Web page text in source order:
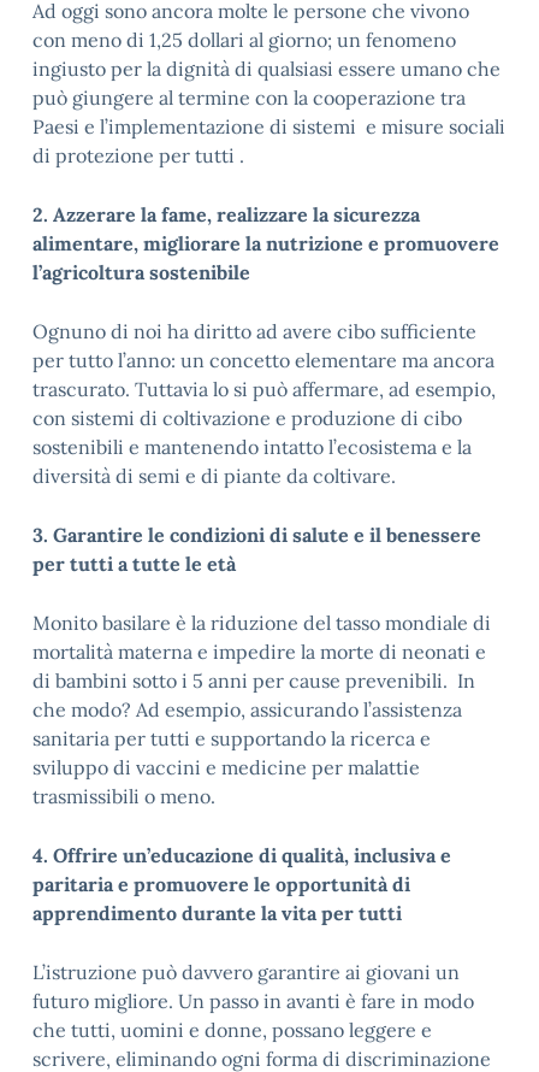
Ad oggi sono ancora molte le persone che vivono
con meno di 1,25 dollari al giorno; un fenomeno
ingiusto per la dignità di qualsiasi essere umano che
può giungere al termine con la cooperazione tra
Paesi e l’implementazione di sistemi e misure sociali
di protezione per tutti .
2. Azzerare la fame, realizzare la sicurezza
alimentare, migliorare la nutrizione e promuovere
l’agricoltura sostenibile
Ognuno di noi ha diritto ad avere cibo sufficiente
per tutto l’anno: un concetto elementare ma ancora
trascurato. Tuttavia lo si può affermare, ad esempio,
con sistemi di coltivazione e produzione di cibo
sostenibili e mantenendo intatto l’ecosistema e la
diversità di semi e di piante da coltivare.
3. Garantire le condizioni di salute e il benessere
per tutti a tutte le età
Monito basilare è la riduzione del tasso mondiale di
mortalità materna e impedire la morte di neonati e
di bambini sotto i 5 anni per cause prevenibili. In
che modo? Ad esempio, assicurando l’assistenza
sanitaria per tutti e supportando la ricerca e
sviluppo di vaccini e medicine per malattie
trasmissibili o meno.
4. Offrire un’educazione di qualità, inclusiva e
paritaria e promuovere le opportunità di
apprendimento durante la vita per tutti
L’istruzione può davvero garantire ai giovani un
futuro migliore. Un passo in avanti è fare in modo
che tutti, uomini e donne, possano leggere e
scrivere, eliminando ogni forma di discriminazione